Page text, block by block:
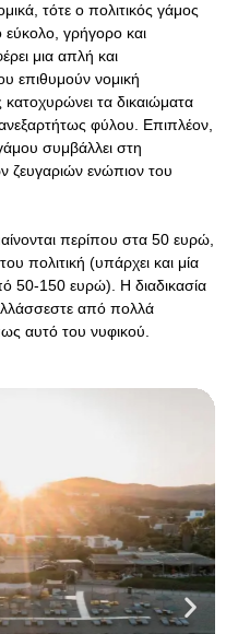
τότε ο πολιτικός γάμος
εύκολο, γρήγορο και
μια απλή και
επιθυμούν νομική
τα δικαιώματα
φύλου. Επιπλέον,
συμβάλλει στη
ζευγαριών ενώπιον του
περίπου στα 50 ευρώ,
πολιτική (υπάρχει και μία
50-150 ευρώ). Η διαδικασία
από πολλά
αυτό του νυφικού.